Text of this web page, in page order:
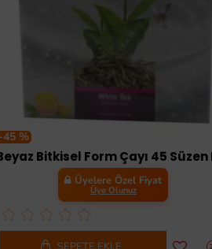
-45 %
Üyelere Özel Fiyat
Üye Olunuz